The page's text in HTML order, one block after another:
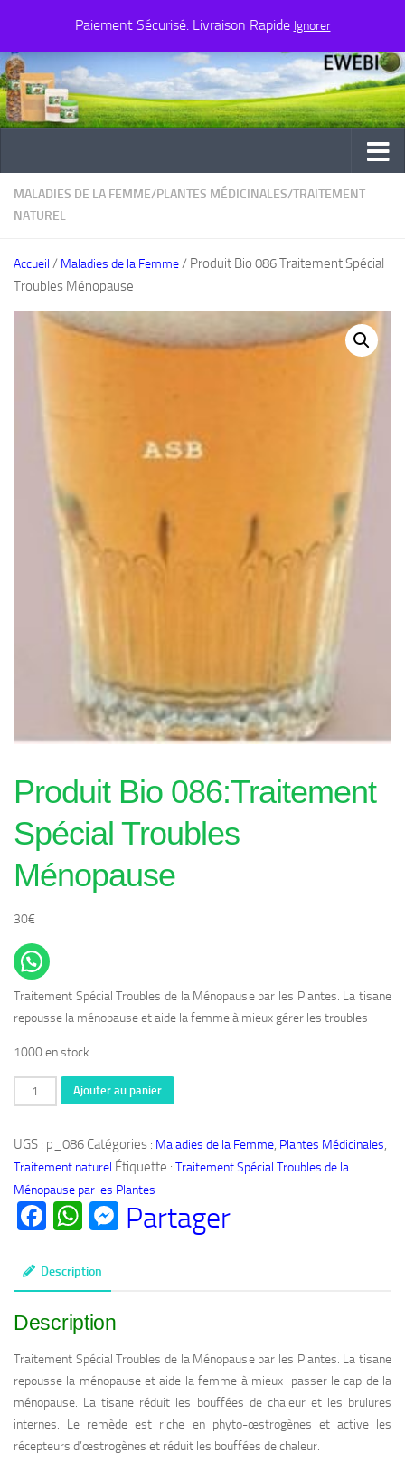
Paiement Sécurisé. Livraison Rapide Ignorer
Au dessous du contenu
MALADIES DE LA FEMME/PLANTES MÉDICINALES/TRAITEMENT
NATUREL
Accueil / Maladies de la Femme/ Produit Bio 086:Traitement Spécial
Troubles Ménopause
Produit Bio 086:Traitement
Spécial Troubles
Ménopause
30€
Traitement Spécial Troubles de la Ménopause par les Plantes. La tisane
repousse la ménopause et aide la femme à mieux gérer les troubles
1000 en stock
quantité
de
Bio
086:Traitement
Spécial
Troubles
Ajouter au panier
UGS : p_086 Catégories : Maladies de la Femme, Plantes Médicinales,
Traitement naturel Étiquette : Traitement Spécial Troubles de la
Ménopause par les Plantes
Facebook
WhatsApp
Messenger
Partager
Description
Description
Traitement Spécial Troubles de la Ménopause par les Plantes. La tisane
repousse la ménopause et aide la femme à mieux passer le cap de la
ménopause. La tisane réduit les bouffées de chaleur et les brulures
internes. Le remède est riche en phyto-œstrogènes et active les
récepteurs d’œstrogènes et réduit les bouffées de chaleur.